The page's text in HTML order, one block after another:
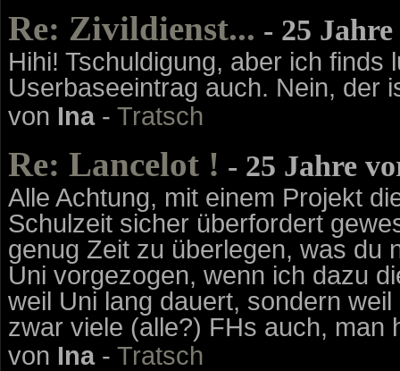
Re: Zivildienst... - 25
Hihi! Tschuldigung, aber ich finds
Userbaseeintrag auch. Nein, der
von Ina- Tratsch
Re: Lancelot ! - 25 Jahre
Alle Achtung, mit einem Projekt
Schulzeit sicher überfordert
genug Zeit zu überlegen, was du
Uni vorgezogen, wenn ich dazu
weil Uni lang dauert, sondern
zwar viele (alle?) FHs auch, man
von Ina- Tratsch